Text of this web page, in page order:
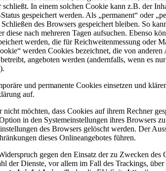
schließt. In einem solchen Cookie kann z.B. der
gespeichert werden. Als „permanent“ oder
des Browsers gespeichert bleiben. So
diese nach mehreren Tagen aufsuchen. Ebenso
werden, die für Reichweitenmessung oder
werden Cookies bezeichnet, die von
angeboten werden (andernfalls, wenn es
und permanente Cookies einsetzen und
auf.
nicht möchten, dass Cookies auf ihrem Rechner
in den Systemeinstellungen ihres Browsers
des Browsers gelöscht werden. Der
dieses Onlineangebotes führen.
gegen den Einsatz der zu Zwecken des
der Dienste, vor allem im Fall des Trackings,